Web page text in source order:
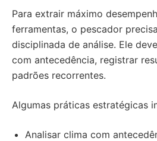
Para extrair máximo
ferramentas, o pescador
disciplinada de análise. Ele
com antecedência, registrar
padrões recorrentes.
Algumas práticas estratégicas
Analisar clima com